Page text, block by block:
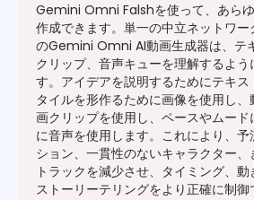
Gemini Omni Falshを使って、あら
作成できます。単一の中立ネットワ
のGemini Omni AI動画生成器は、テ
クリップ、音声キューを理解するよう
す。アイデアを説明するためにテキス
タイルを形作るために画像を使用し
画クリップを使用し、ペースやムー
に音声を使用します。これにより、
ション、一貫性のないキャラクター
トラックを減少させ、タイミング、
ストーリーテリングをより正確に制御